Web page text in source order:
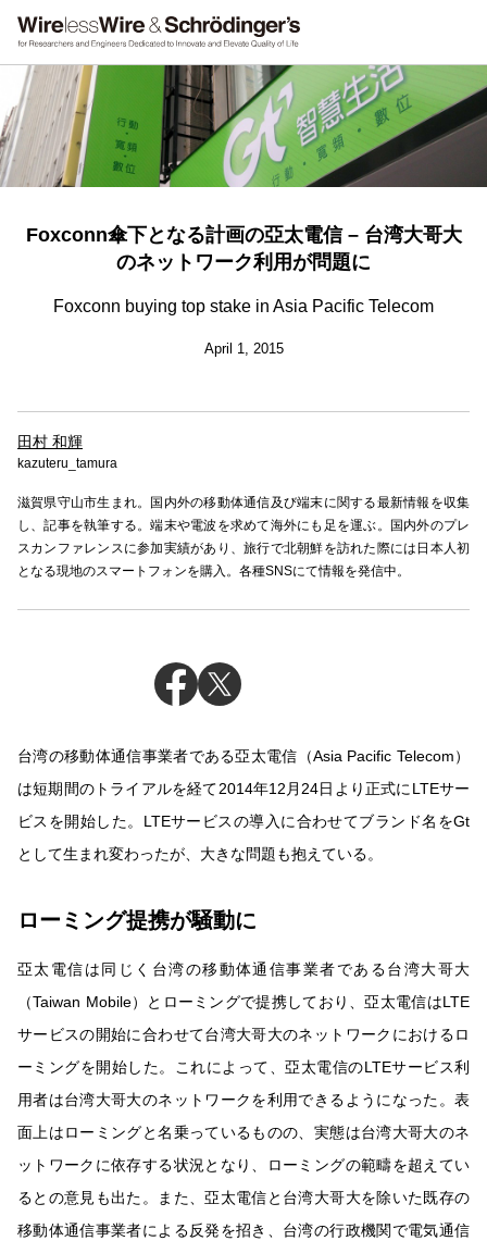
Foxconn傘下となる計画の亞太電信 – 台湾大哥大
のネットワーク利用が問題に
Foxconn buying top stake in Asia Pacific Telecom
April 1, 2015
田村 和輝
kazuteru_tamura
滋賀県守山市生まれ。国内外の移動体通信及び端末に関する最新情報を収集
し、記事を執筆する。端末や電波を求めて海外にも足を運ぶ。国内外のプレ
スカンファレンスに参加実績があり、旅行で北朝鮮を訪れた際には日本人初
となる現地のスマートフォンを購入。各種SNSにて情報を発信中。
台湾の移動体通信事業者である亞太電信（Asia Pacific Telecom）
は短期間のトライアルを経て2014年12月24日より正式にLTEサー
ビスを開始した。LTEサービスの導入に合わせてブランド名をGt
として生まれ変わったが、大きな問題も抱えている。
ローミング提携が騒動に
亞太電信は同じく台湾の移動体通信事業者である台湾大哥大
（Taiwan Mobile）とローミングで提携しており、亞太電信はLTE
サービスの開始に合わせて台湾大哥大のネットワークにおけるロ
ーミングを開始した。これによって、亞太電信のLTEサービス利
用者は台湾大哥大のネットワークを利用できるようになった。表
面上はローミングと名乗っているものの、実態は台湾大哥大のネ
ットワークに依存する状況となり、ローミングの範疇を超えてい
るとの意見も出た。また、亞太電信と台湾大哥大を除いた既存の
移動体通信事業者による反発を招き、台湾の行政機関で電気通信